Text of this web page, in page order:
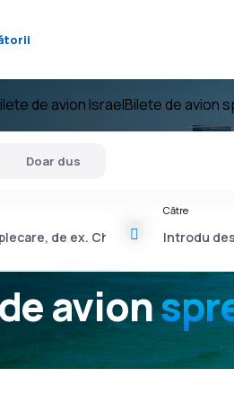
de avion IsraelBilete de avion
avion
Doar dus
Către